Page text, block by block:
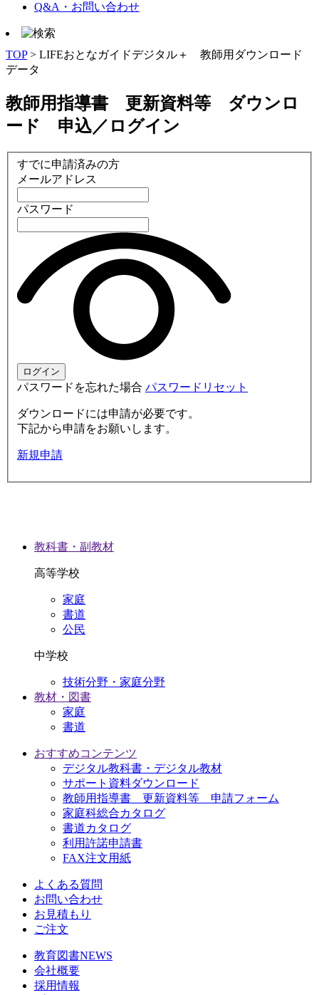
Q&A・お問い合わせ
TOP> LIFEおとなガイドデジタル＋ 教師用ダウンロード
データ
教師用指導書 更新資料等 ダウンロ
ード 申込／ログイン
すでに申請済みの方
メールアドレス
パスワード
パスワードを忘れた場合 パスワードリセット
ダウンロードには申請が必要です。
下記から申請をお願いします。
新規申請
教科書・副教材
高等学校
家庭
書道
公民
中学校
技術分野・家庭分野
教材・図書
家庭
書道
おすすめコンテンツ
デジタル教科書・デジタル教材
サポート資料ダウンロード
教師用指導書 更新資料等 申請フォーム
家庭科総合カタログ
書道カタログ
利用許諾申請書
FAX注文用紙
よくある質問
お問い合わせ
お見積もり
ご注文
教育図書NEWS
会社概要
採用情報